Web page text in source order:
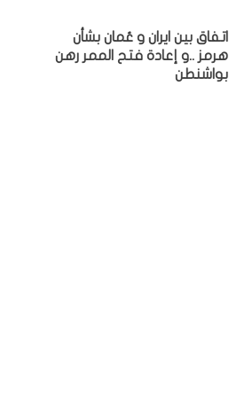
اتفاق بين ايران و عُمان بشأن
هرمز ..و إعادة فتح الممر رهن
بواشنطن